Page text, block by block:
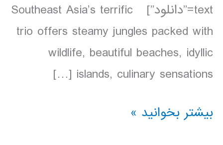
text=”دانلود”] Southeast Asia’s terrific
trio offers steamy jungles packed with
wildlife, beautiful beaches, idyllic
islands, culinary sensations […]
دانلود
بیشتر بخوانید »